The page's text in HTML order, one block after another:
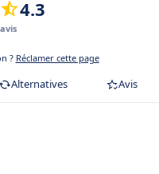
4.3
? Réclamer cette page
Alternatives Avis